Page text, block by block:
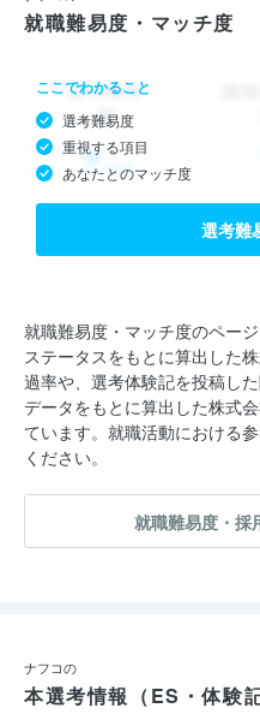
就職難易度・マッチ度
ここでわかること
選考難易度
重視する項目
あなたとのマッチ度
選考難
就職難易度・マッチ度のペー
ステータスをもとに算出した
過率や、選考体験記を投稿し
データをもとに算出した株式
ています。就職活動における
ください。
就職難易度・採
ナフコの
本選考情報（ES・体験記